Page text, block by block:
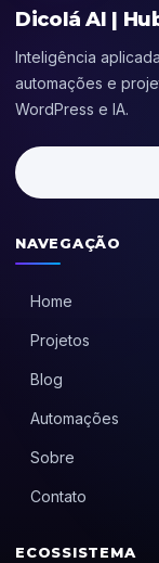
Dicolá AI |
Inteligência
automações e
WordPress e IA.
NAVEGAÇÃO
Home
Projetos
Blog
Automações
Sobre
Contato
ECOSSISTEMA